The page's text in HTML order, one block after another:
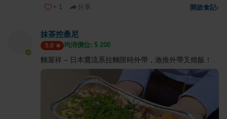
+ 1 分享 開啟食記›
抹茶控桑尼
5.0 均消價位: $ 200
麵屋祥 – 日本鷹流系拉麵限時外帶，激推外帶叉燒飯！